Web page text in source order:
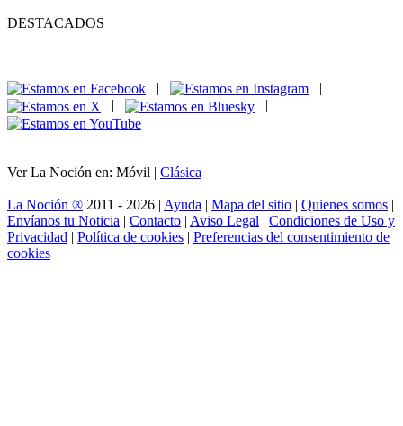
DESTACADOS
|
|
|
|
Ver La Noción en: Móvil | Clásica
La Noción ® 2011 - 2026 | Ayuda | Mapa del sitio | Quienes somos |
Envíanos tu Noticia | Contacto | Aviso Legal | Condiciones de Uso y
Privacidad | Política de cookies | Preferencias del consentimiento de
cookies